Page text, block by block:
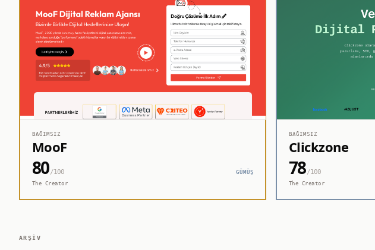
BAĞIMSIZ
MooF
80/100
GÜMÜŞ
The Creator
BAĞIMSIZ
Clickzone
78/100
The Creator
ARŞIV